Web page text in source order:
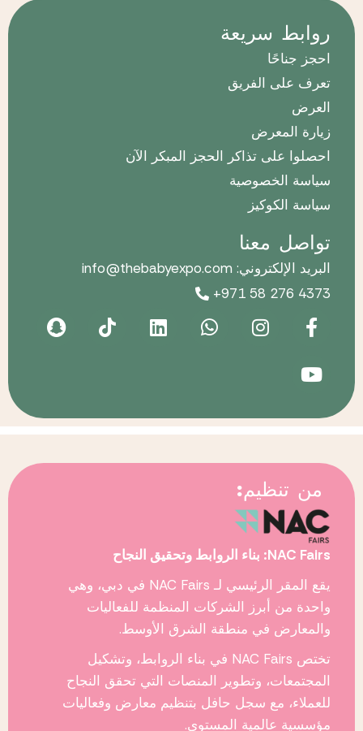
روابط سريعة
احجز جناحًا
تعرف على الفريق
العرض
زيارة المعرض
احصلوا على تذاكر الحجز المبكر الآن
سياسة الخصوصية
سياسة الكوكيز
تواصل معنا
البريد الإلكتروني: info@thebabyexpo.com
+971 58 276 4373
من تنظيم:
NAC Fairs: بناء الروابط وتحقيق النجاح
يقع المقر الرئيسي لـ NAC Fairs في دبي، وهي
واحدة من أبرز الشركات المنظمة للفعاليات
والمعارض في منطقة الشرق الأوسط.
تختص NAC Fairs في بناء الروابط، وتشكيل
المجتمعات، وتطوير المنصات التي تحقق النجاح
للعملاء، مع سجل حافل بتنظيم معارض وفعاليات
مؤسسية عالمية المستوى.